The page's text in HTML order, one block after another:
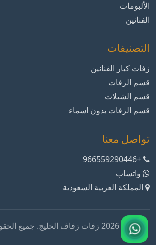
الألبومات
الفنانين
التصنيفات
زفات كبار الفنانين
قسم الزفات
قسم الشيلات
قسم الزفات بدون اسماء
تواصل معنا
+966559290446
واتساب
المملكة العربية السعودية
© 2026 زفات زفاف الخليج. جميع الحقوق محفوظة.